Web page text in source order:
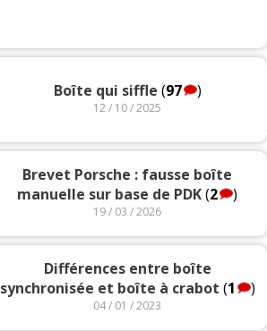
Boîte qui siffle (97 )
12 / 10 / 2025
Brevet Porsche : fausse boîte
manuelle sur base de PDK(2 )
19 / 03 / 2026
Différences entre boîte
synchronisée et boîte à crabot (1 )
04 / 01 / 2023